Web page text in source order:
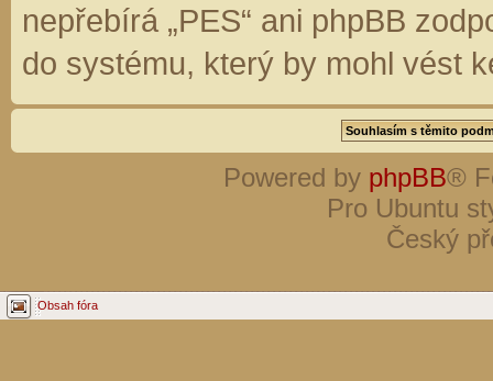
nepřebírá „PES“ ani phpBB
do systému, který by mohl vést
Powered by phpBB®
Pro Ubuntu
Český
Obsah fóra